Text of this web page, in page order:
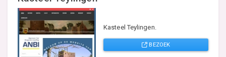
Kasteel Teylingen.
BEZOEK